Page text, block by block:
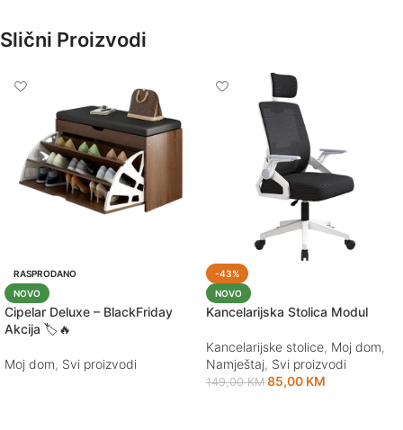
Slični Proizvodi
RASPRODANO
NOVO
Cipelar Deluxe – BlackFriday
Akcija 🏷️🔥
Moj dom, Svi proizvodi
-43%
NOVO
Kancelarijska Stolica Modul
Kancelarijske stolice, Moj dom,
Namještaj, Svi proizvodi
149,00KM 85,00 KM